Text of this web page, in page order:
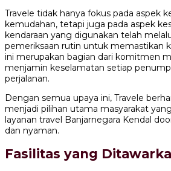
Travele tidak hanya fokus pada aspek
kemudahan, tetapi juga pada aspek
kendaraan yang digunakan telah
pemeriksaan rutin untuk memastikan
ini merupakan bagian dari komitmen
menjamin keselamatan setiap
perjalanan.
Dengan semua upaya ini, Travele
menjadi pilihan utama masyarakat
layanan travel Banjarnegara Kendal
dan nyaman.
Fasilitas yang